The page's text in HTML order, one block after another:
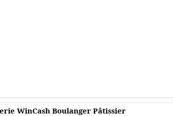
WinCash Boulanger Pâtissier